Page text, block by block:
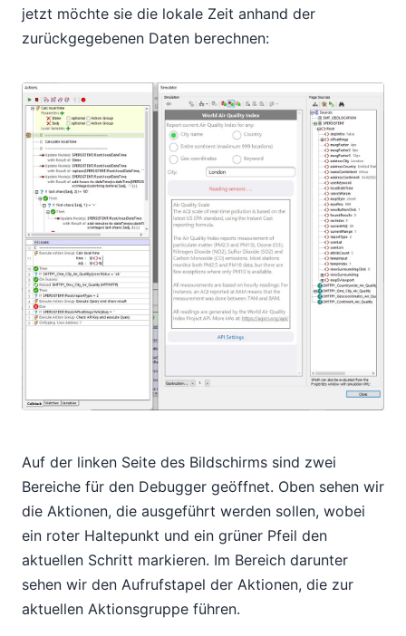
jetzt möchte sie die lokale Zeit anhand der
zurückgegebenen Daten berechnen:
Auf der linken Seite des Bildschirms sind zwei
Bereiche für den Debugger geöffnet. Oben sehen wir
die Aktionen, die ausgeführt werden sollen, wobei
ein roter Haltepunkt und ein grüner Pfeil den
aktuellen Schritt markieren. Im Bereich darunter
sehen wir den Aufrufstapel der Aktionen, die zur
aktuellen Aktionsgruppe führen.